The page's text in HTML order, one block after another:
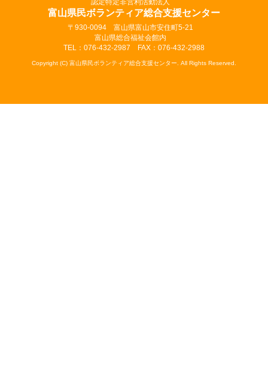
富山県民ボランティア総合支援センター
〒930-0094 富山県富山市安住町5-21
富山県総合福祉会館内
TEL：076-432-2987 FAX：076-432-2988
Copyright (C) 富山県民ボランティア総合支援センター. All Rights Reserved.